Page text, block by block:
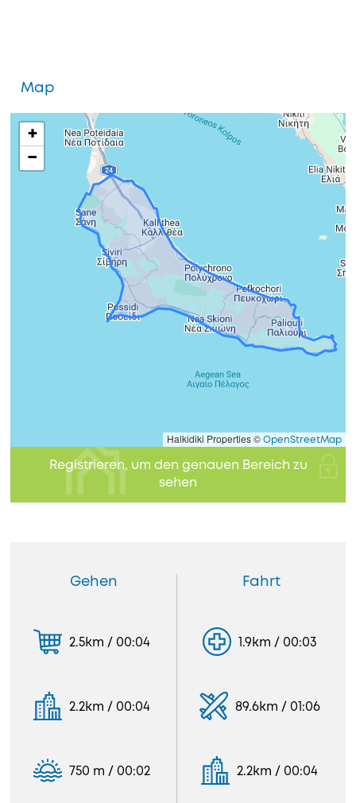
Map
+
−
Halkidiki Properties © OpenStreetMap
Registrieren, um den genauen Bereich zu
sehen
Gehen
2.5km / 00:04
2.2km / 00:04
750 m / 00:02
Fahrt
1.9km / 00:03
89.6km / 01:06
2.2km / 00:04